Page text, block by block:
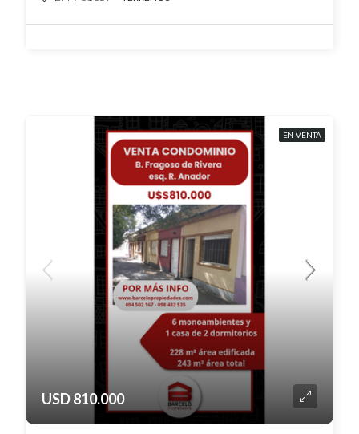
EN VENTA
USD 810.000